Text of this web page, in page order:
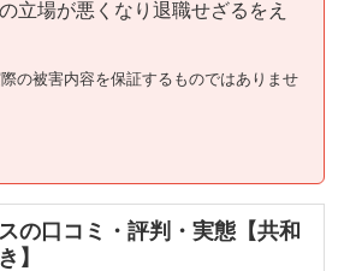
立場が悪くなり退職せざるをえ
の被害内容を保証するものではありませ
の口コミ・評判・実態【共和
】